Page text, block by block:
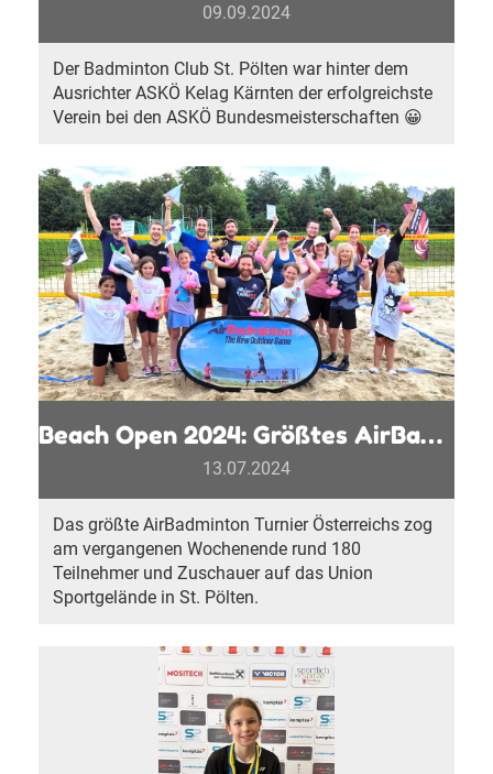
09.09.2024
Der Badminton Club St. Pölten war hinter dem
Ausrichter ASKÖ Kelag Kärnten der erfolgreichste
Verein bei den ASKÖ Bundesmeisterschaften 😀
Beach Open 2024: Größtes AirBadminton Turnier Österreichs begeistert St. Pölten
13.07.2024
Das größte AirBadminton Turnier Österreichs zog
am vergangenen Wochenende rund 180
Teilnehmer und Zuschauer auf das Union
Sportgelände in St. Pölten.